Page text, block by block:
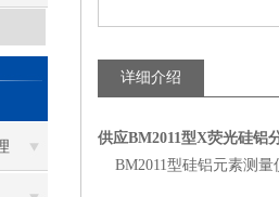
详细介绍
供应BM2011型X荧光硅铝
BM2011型硅铝元素测量